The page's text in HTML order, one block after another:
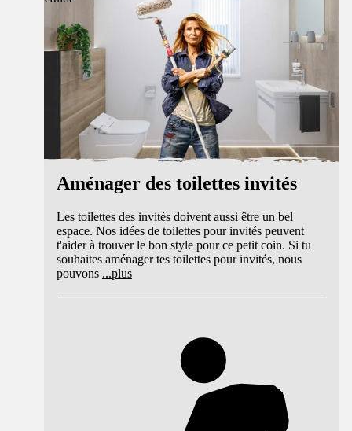
Aménager des toilettes invités
Les toilettes des invités doivent aussi être un bel
espace. Nos idées de toilettes pour invités peuvent
t'aider à trouver le bon style pour ce petit coin. Si tu
souhaites aménager tes toilettes pour invités, nous
pouvons ...plus